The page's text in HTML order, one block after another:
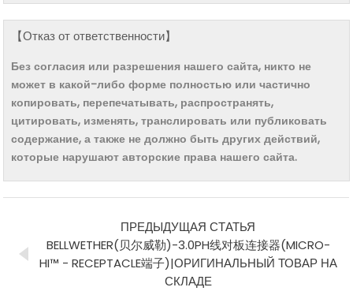
【Отказ от ответственности】
Без согласия или разрешения нашего сайта, никто не
может в какой-либо форме полностью или частично
копировать, перепечатывать, распространять,
цитировать, изменять, транслировать или публиковать
содержание, а также не должно быть других действий,
которые нарушают авторские права нашего сайта.
ПРЕДЫДУЩАЯ СТАТЬЯ
BELLWETHER(贝尔威勒)-3.0PH线对板连接器(MICRO-
HI™ - RECEPTACLE端子)|ОРИГИНАЛЬНЫЙ ТОВАР НА
СКЛАДЕ